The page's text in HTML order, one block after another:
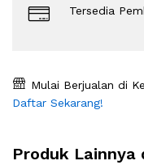
Tersedia
Mulai Berjualan di
Daftar Sekarang!
Produk Lainnya